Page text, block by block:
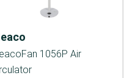
1056P Air